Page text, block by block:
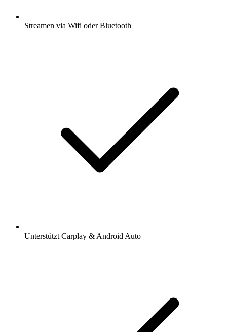
Streamen via Wifi oder Bluetooth
Unterstützt Carplay & Android Auto